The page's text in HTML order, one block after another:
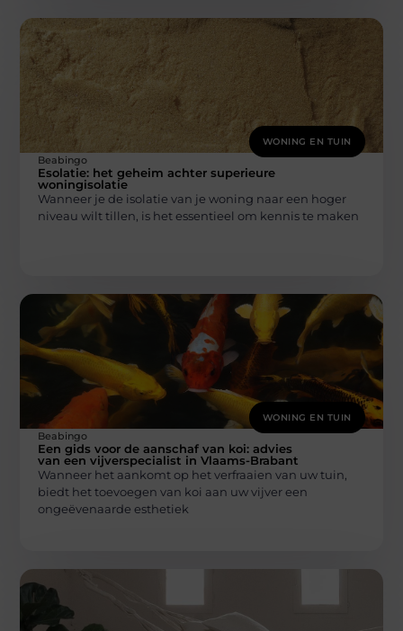
WONING EN TUIN
Beabingo
Esolatie: het geheim achter superieure
woningisolatie
Wanneer je de isolatie van je woning naar een hoger
niveau wilt tillen, is het essentieel om kennis te maken
WONING EN TUIN
Beabingo
Een gids voor de aanschaf van koi: advies
van een vijverspecialist in Vlaams-Brabant
Wanneer het aankomt op het verfraaien van uw tuin,
biedt het toevoegen van koi aan uw vijver een
ongeëvenaarde esthetiek